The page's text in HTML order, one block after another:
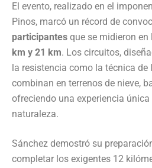
El evento, realizado en el
Pinos, marcó un récord de
participantes que se midieron
km y 21 km. Los circuitos,
la resistencia como la técnica de
combinan en terrenos de nieve,
ofreciendo una experiencia
naturaleza.
Sánchez demostró su
completar los exigentes 12